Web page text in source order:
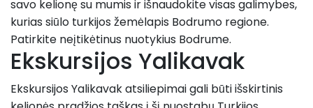
savo kelionę su mumis ir išnaudokite visas galimybes,
kurias siūlo turkijos žemėlapis Bodrumo regione.
Patirkite neįtikėtinus nuotykius Bodrume.
Ekskursijos Yalikavak
Ekskursijos Yalikavak atsiliepimai gali būti išskirtinis